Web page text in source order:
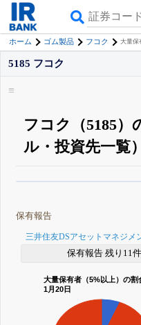
ホーム ゴム製品 フコク 大量保
5185 フコク
フコク（5185）
ル・投資先一覧）
登録すると永久30%OFF
保有報告
三井住友DSアセットマネジメ
保有報告 残り11件
大量保有者（5%以上）の割
1月20日